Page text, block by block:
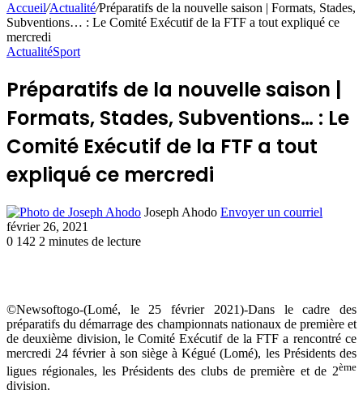
Accueil/Actualité/Préparatifs de la nouvelle saison | Formats, Stades,
Subventions… : Le Comité Exécutif de la FTF a tout expliqué ce
mercredi
ActualitéSport
Préparatifs de la nouvelle saison |
Formats, Stades, Subventions… : Le
Comité Exécutif de la FTF a tout
expliqué ce mercredi
Joseph Ahodo Envoyer un courriel
février 26, 2021
0 142 2 minutes de lecture
©Newsoftogo-(Lomé, le 25 février 2021)-Dans le cadre des
préparatifs du démarrage des championnats nationaux de première et
de deuxième division, le Comité Exécutif de la FTF a rencontré ce
mercredi 24 février à son siège à Kégué (Lomé), les Présidents des
ligues régionales, les Présidents des clubs de première et de 2ème
division.